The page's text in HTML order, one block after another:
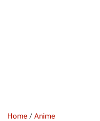
Home / Anime